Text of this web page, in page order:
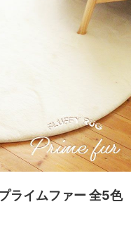
ライムファー 全5色